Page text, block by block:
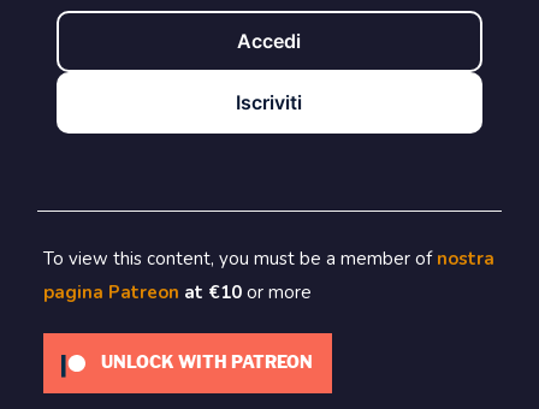
Accedi
Iscriviti
To view this content, you must be a member of nostra
pagina Patreon at €10 or more
UNLOCK WITH PATREON